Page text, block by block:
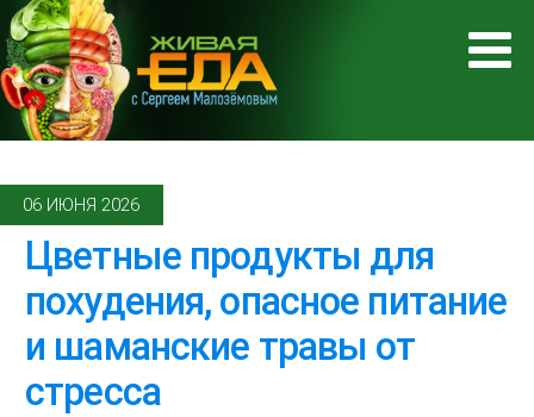
06 ИЮНЯ 2026
Цветные продукты для
похудения, опасное питание
и шаманские травы от
стресса